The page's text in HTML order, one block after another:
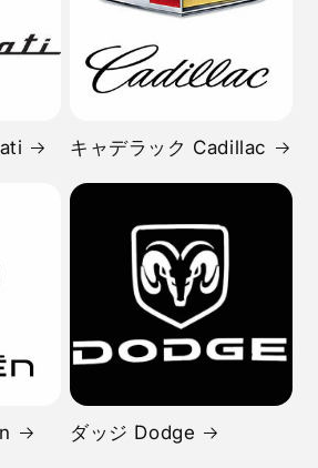
キャデラック Cadillac
ダッジ Dodge